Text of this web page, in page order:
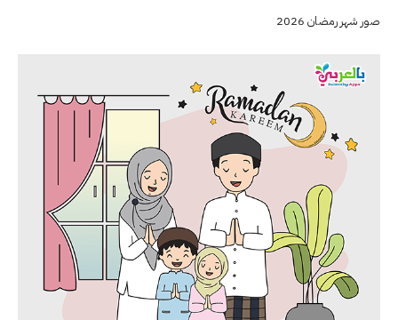
صور شهر رمضان 2026